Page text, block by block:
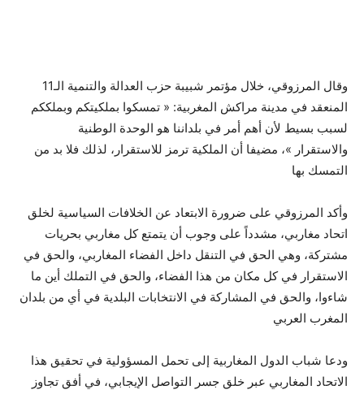
وقال المرزوقي، خلال مؤتمر شبيبة حزب العدالة والتنمية الـ11
المنعقد في مدينة مراكش المغربية: « تمسكوا بملكيتكم وبملككم
لسبب بسيط لأن أهم أمر في بلداننا هو الوحدة الوطنية
والاستقرار »، مضيفا أن الملكية ترمز للاستقرار، لذلك فلا بد من
التمسك بها
وأكد المرزوقي على ضرورة الابتعاد عن الخلافات السياسية لخلق
اتحاد مغاربي، مشدداً على وجوب أن يتمتع كل مغاربي بحريات
مشتركة، وهي الحق في التنقل داخل الفضاء المغاربي، والحق في
الاستقرار في كل مكان من هذا الفضاء، والحق في التملك أين ما
شاءوا، والحق في المشاركة في الانتخابات البلدية في أي من بلدان
المغرب العربي
ودعا شباب الدول المغاربية إلى تحمل المسؤولية في تحقيق هذا
الاتحاد المغاربي عبر خلق جسر التواصل الإيجابي، في أفق تجاوز